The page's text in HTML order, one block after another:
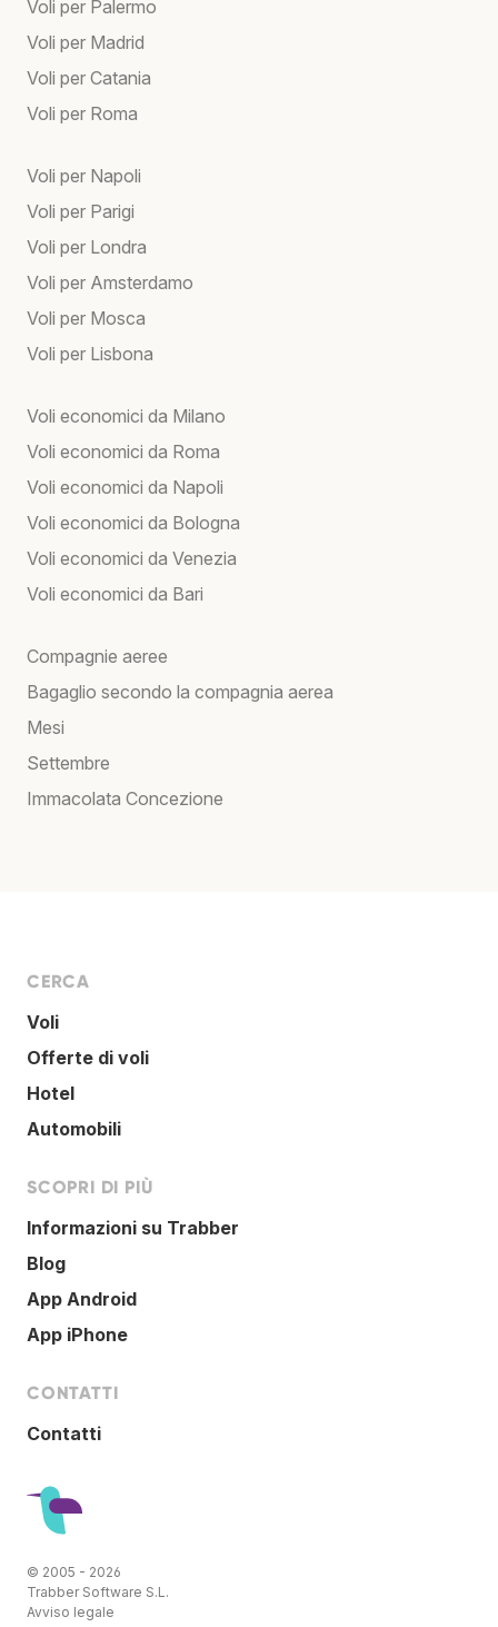
Voli per Palermo
Voli per Madrid
Voli per Catania
Voli per Roma
Voli per Napoli
Voli per Parigi
Voli per Londra
Voli per Amsterdamo
Voli per Mosca
Voli per Lisbona
Voli economici da Milano
Voli economici da Roma
Voli economici da Napoli
Voli economici da Bologna
Voli economici da Venezia
Voli economici da Bari
Compagnie aeree
Bagaglio secondo la compagnia aerea
Mesi
Settembre
Immacolata Concezione
CERCA
Voli
Offerte di voli
Hotel
Automobili
SCOPRI DI PIÙ
Informazioni su Trabber
Blog
App Android
App iPhone
CONTATTI
Contatti
© 2005 - 2026
Trabber Software S.L.
Avviso legale